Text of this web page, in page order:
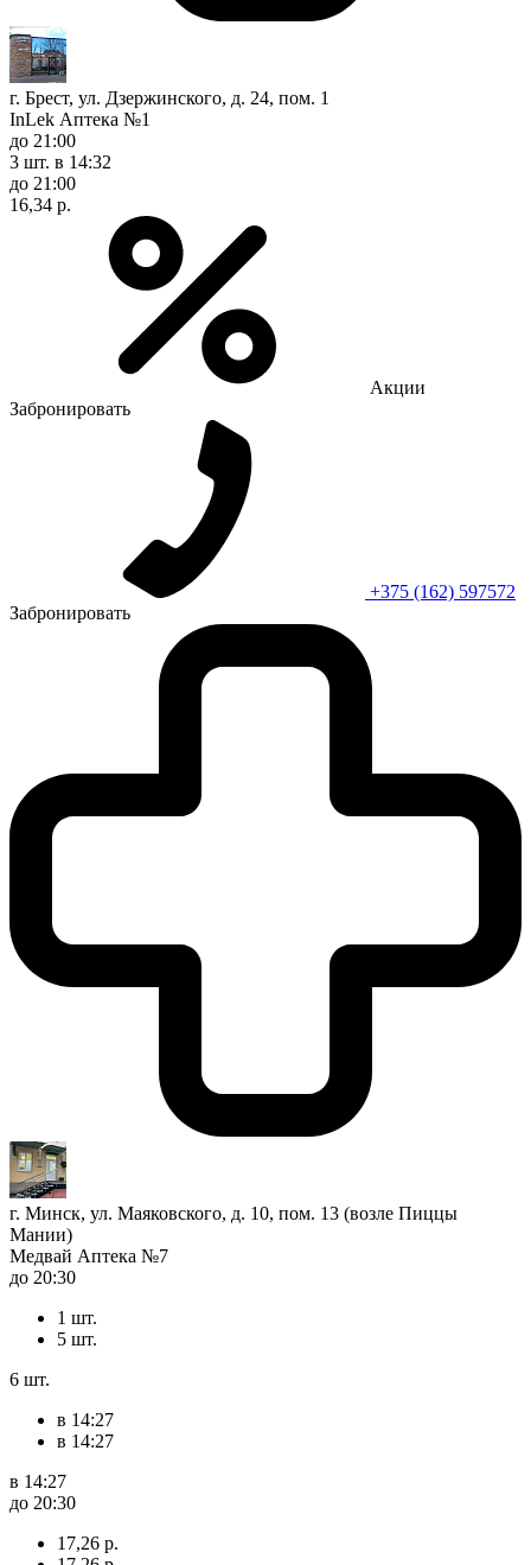
г. Брест, ул. Дзержинского, д. 24, пом. 1
InLek Аптека №1
до 21:00
3 шт. в 14:32
до 21:00
16,34 р.
Акции
Забронировать
+375 (162) 597572
Забронировать
г. Минск, ул. Маяковского, д. 10, пом. 13 (возле Пиццы
Мании)
Медвай Аптека №7
до 20:30
1 шт.
5 шт.
6 шт.
в 14:27
в 14:27
в 14:27
до 20:30
17,26 р.